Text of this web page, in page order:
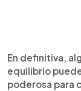
En definitiva,
equilibrio
poderosa para